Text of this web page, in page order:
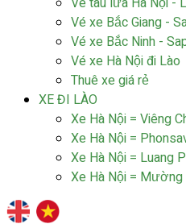
Vé xe Bắc Giang -
Vé xe Bắc Ninh -
Vé xe Hà Nội đi Lào
Thuê xe giá rẻ
XE ĐI LÀO
Xe Hà Nội = Viêng
Xe Hà Nội =
Xe Hà Nội = Luang
Xe Hà Nội = Mường